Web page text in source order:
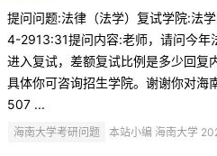
提问问题:法律（法学）复试学院:法
4-2913:31提问内容:老师，请问今年
进入复试，差额复试比例是多少回复
具体你可咨询招生学院。谢谢你对海
507 ...
海南大学考研问题 本站小编 海南大学